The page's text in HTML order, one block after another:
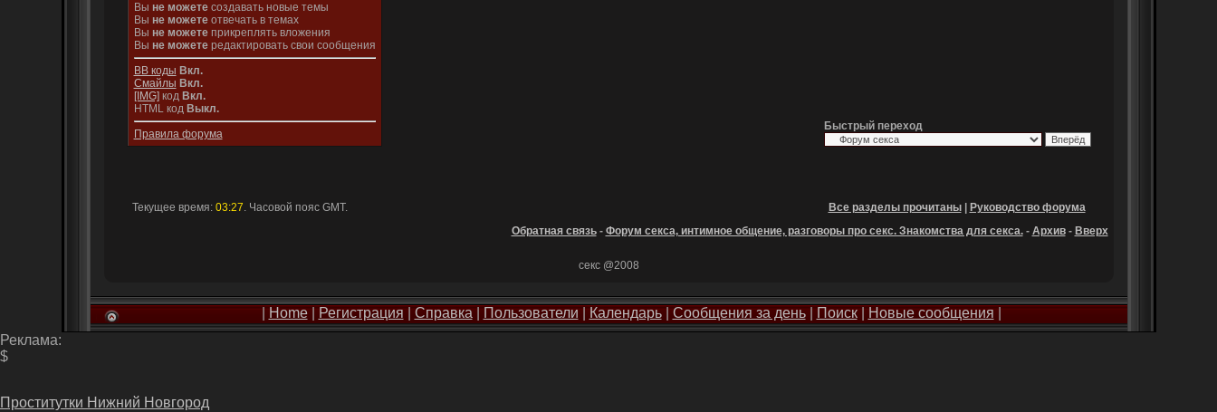
Вы не можетесоздавать новые темы
Вы не можетеотвечать в темах
Вы не можетеприкреплять вложения
Вы не можетередактировать свои сообщения
BB коды Вкл.
Смайлы Вкл.
[IMG] код Вкл.
HTML код Выкл.
Правила форума
Быстрый переход
Текущее время: 03:27. Часовой пояс GMT. Все разделы прочитаны|
Руководство форума
Обратная связь- Форум секса, интимное общение, разговоры про секс. Знакомства для секса.- Архив- Вверх
секс @2008
Home| Регистрация Справка Пользователи Календарь| Сообщения за день| Поиск| Новые сообщения
Реклама:
$
Проститутки Нижний Новгород